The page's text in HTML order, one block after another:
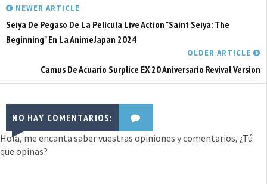
NEWER ARTICLE
Seiya De Pegaso De La Película Live Action "Saint Seiya: The
Beginning" En La AnimeJapan 2024
OLDER ARTICLE
Camus De Acuario Surplice EX 20 Aniversario Revival Version
NO HAY COMENTARIOS:
Hola, me encanta saber vuestras opiniones y comentarios, ¿Tú
que opinas?